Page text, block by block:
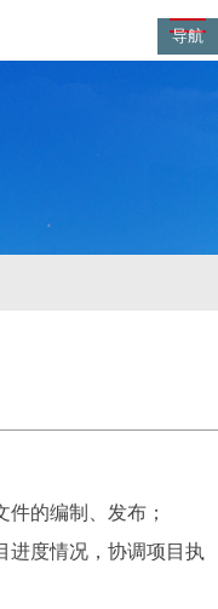
导航
的编制、发布；
进度情况，协调项目执